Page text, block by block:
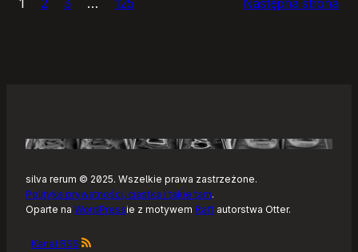
–
Linuksa
silva rerum © 2025. Wszelkie prawa zastrzeżone.
Polityka prywatności, ciastka i takie tam.
Oparte na WordPressie z motywem Raft autorstwa Otter.
Kanał RSS